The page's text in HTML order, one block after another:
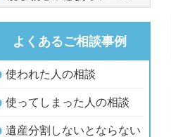
よくあるご相談事例
使われた人の相談
使ってしまった人の相談
遺産分割しないとならない